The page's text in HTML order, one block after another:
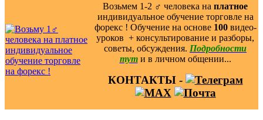
Возьмем 1-2 ‍♂️ человека на платное
индивидуальное обучение торговле на
форекс ! Обучение на основе 100видео-
уроков ️ + консультирование и разборы,
советы, обсуждения. Подробности
тут и в личном общении...
КОНТАКТЫ -